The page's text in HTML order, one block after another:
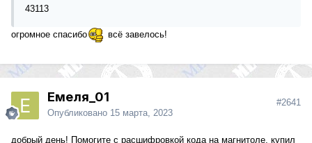
43113
огромное спасибо всё завелось!
Емеля_01
Опубликовано 15 марта, 2023
#2641
добрый день! Помогите с расшифровкой кода на магнитоле, купил